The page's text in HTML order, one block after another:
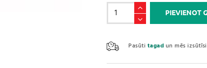
B
VITAMĪNU
/
B-
KOMPLEX
PIEVIENOT
Pasūti tagad un mēs